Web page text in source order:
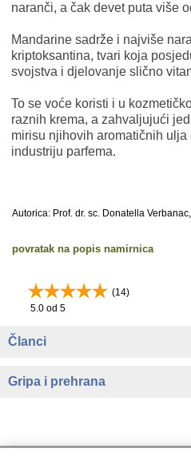
naranči, a čak devet puta više
Mandarine sadrže i najviše
kriptoksantina, tvari koja
svojstva i djelovanje slično
To se voće koristi i u
raznih krema, a zahvaljujući
mirisu njihovih aromatičnih
industriju parfema.
Autorica: Prof. dr. sc. Donatella
povratak na popis namirnica
(14)
5.0 od 5
Članci
Gripa i prehrana